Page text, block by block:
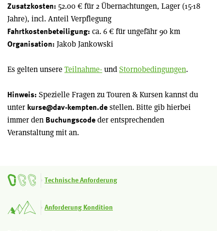
Zusatzkosten: 52.00 € für 2 Übernachtungen, Lager (15-18
Jahre), incl. Anteil Verpflegung
Fahrtkostenbeteiligung: ca. 6 € für ungefähr 90 km
Organisation: Jakob Jankowski
Es gelten unsereTeilnahme-undStornobedingungen.
Hinweis: Spezielle Fragen zu Touren & Kursen kannst du
unter kurse@dav-kempten.de stellen. Bitte gib hierbei
immer den Buchungscode der entsprechenden
Veranstaltung mit an.
Technische Anforderung
Anforderung Kondition